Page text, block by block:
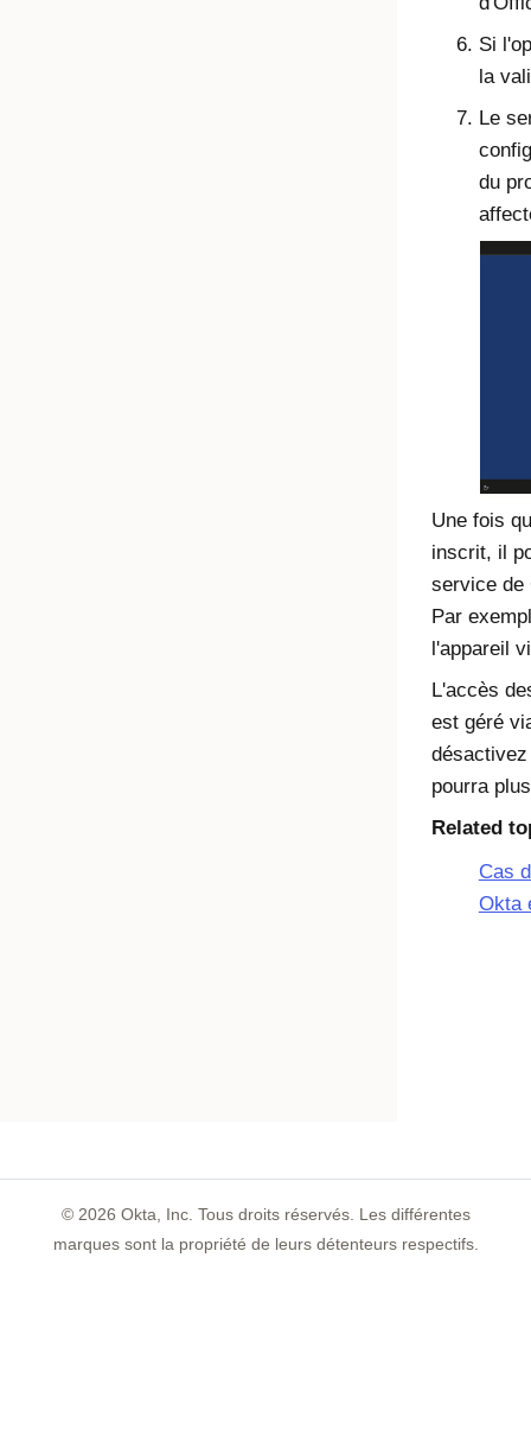
Si
la
Le
du
Une fois
inscrit, il
service de
Par
l'appareil
L'accès
est géré
pourra
Related
Cas
Okta
© 2026 Okta, Inc. Tous droits réservés. Les différentes
marques sont la propriété de leurs détenteurs respectifs.